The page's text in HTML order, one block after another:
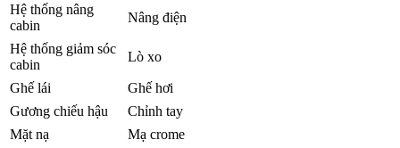
Hệ thống nâng
cabin
Nâng điện
Hệ thống giảm sóc
cabin
Lò xo
Ghế lái
Ghế hơi
Gương chiếu hậu
Chỉnh tay
Mặt nạ
Mạ crome